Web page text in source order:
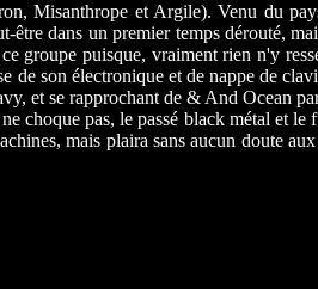
Misanthrope et Argile). Venu du
dans un premier temps dérouté,
groupe puisque, vraiment rien n'y
son électronique et de nappe de
et se rapprochant de & And Ocean
choque pas, le passé black métal et
mais plaira sans aucun doute